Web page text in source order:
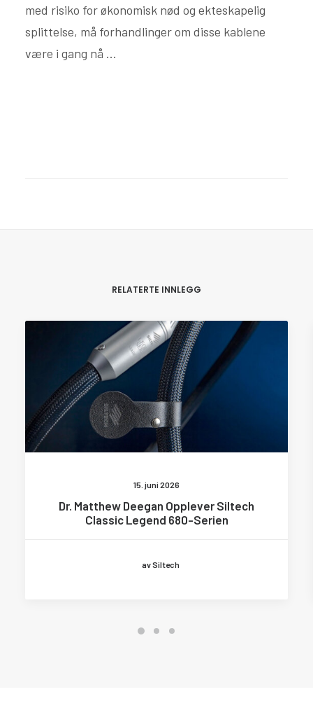
med risiko for økonomisk nød og ekteskapelig
splittelse, må forhandlinger om disse kablene
være i gang nå ...
RELATERTE INNLEGG
15. juni 2026
Dr. Matthew Deegan Opplever Siltech
Classic Legend 680-Serien
av Siltech